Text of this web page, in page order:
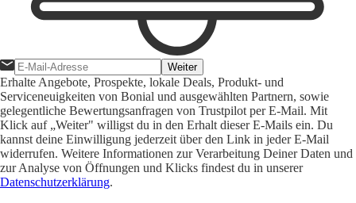
Weiter
Erhalte Angebote, Prospekte, lokale Deals, Produkt- und
Serviceneuigkeiten von Bonial und ausgewählten Partnern, sowie
gelegentliche Bewertungsanfragen von Trustpilot per E-Mail. Mit
Klick auf „Weiter" willigst du in den Erhalt dieser E-Mails ein. Du
kannst deine Einwilligung jederzeit über den Link in jeder E-Mail
widerrufen. Weitere Informationen zur Verarbeitung Deiner Daten und
zur Analyse von Öffnungen und Klicks findest du in unserer
Datenschutzerklärung.